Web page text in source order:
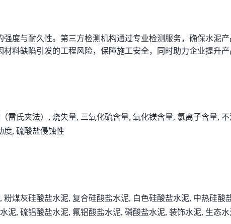
度与耐久性。第三方检测机构通过专业检测服务，确保水泥
料缺陷引发的工程风险，保障施工安全，同时助力企业提升产
雷氏夹法）, 烧失量, 三氧化硫含量, 氧化镁含量, 氯离子含量,
度, 硫酸盐侵蚀性
煤灰硅酸盐水泥, 复合硅酸盐水泥, 白色硅酸盐水泥, 中热硅酸
泥, 硫铝酸盐水泥, 氟铝酸盐水泥, 磷酸盐水泥, 装饰水泥, 生态水